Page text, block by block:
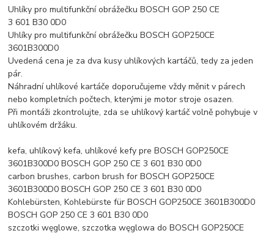
Uhlíky pro multifunkční obrážečku BOSCH GOP 250 CE
3 601 B30 0D0
Uhlíky pro multifunkční obrážečku BOSCH GOP250CE
3601B300D0
Uvedená cena je za dva kusy uhlíkových kartáčů, tedy za jeden
pár.
Náhradní uhlíkové kartáče doporučujeme vždy měnit v párech
nebo kompletních počtech, kterými je motor stroje osazen.
Při montáži zkontrolujte, zda se uhlíkový kartáč volně pohybuje v
uhlíkovém držáku.
kefa, uhlíkový kefa, uhlíkové kefy pre BOSCH GOP250CE
3601B300D0 BOSCH GOP 250 CE 3 601 B30 0D0
carbon brushes, carbon brush for BOSCH GOP250CE
3601B300D0 BOSCH GOP 250 CE 3 601 B30 0D0
Kohlebürsten, Kohlebürste für BOSCH GOP250CE 3601B300D0
BOSCH GOP 250 CE 3 601 B30 0D0
szczotki węglowe, szczotka węglowa do BOSCH GOP250CE